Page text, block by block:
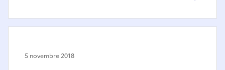
5 novembre 2018